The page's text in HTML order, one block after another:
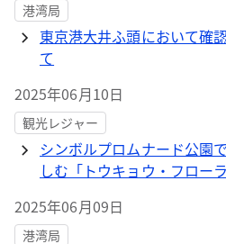
港湾局
東京港大井ふ頭において確
て
2025年06月10日
観光レジャー
シンボルプロムナード公園
しむ「トウキョウ・フロー
2025年06月09日
港湾局